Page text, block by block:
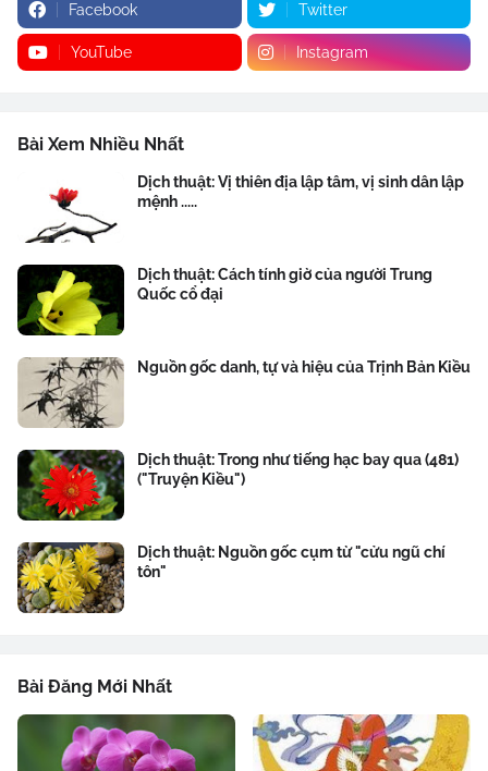
Facebook Twitter
YouTube Instagram
Bài Xem Nhiều Nhất
Dịch thuật: Vị thiên địa lập tâm, vị sinh dân lập
mệnh .....
Dịch thuật: Cách tính giờ của người Trung
Quốc cổ đại
Nguồn gốc danh, tự và hiệu của Trịnh Bản Kiều
Dịch thuật: Trong như tiếng hạc bay qua (481)
("Truyện Kiều")
Dịch thuật: Nguồn gốc cụm từ "cửu ngũ chí
tôn"
Bài Đăng Mới Nhất